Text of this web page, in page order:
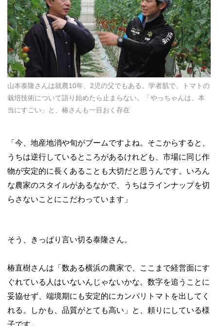
山本泰隆さんは就農10年、2児の父でもある。学者肌で、トマトの
栽培技術について語り始めたら止まらない。「やっちゃんは、本
当にすごい」と、椿さんも一目おく存在
「今、地産地消や旬がブームですよね。そこからすると、
うちは逆行しているところがあるけれども、市場に同じ作
物が安定的に長くあることも大切だと思うんです。いろん
な農家のスタイルがあるなかで、うちはラインナップを切
らさないことにこだわっています」
そう、きっぱり言い切る泰隆さん。
椿直樹さんは「数ある横浜の農家で、ここまで経営面にす
ぐれている人はいないんじゃないかな。数字を追うことに
妥協せず、端境期にも安定的にカンパリトマトを出してく
れる。しかも、品質がとても高い」と、頼りにしている様
子です。